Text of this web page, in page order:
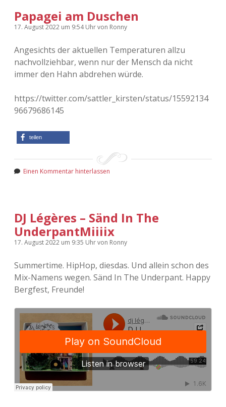
Papagei am Duschen
17. August 2022 um 9:54 Uhrvon Ronny
Angesichts der aktuellen Temperaturen allzu
nachvollziehbar, wenn nur der Mensch da nicht
immer den Hahn abdrehen würde.
https://twitter.com/sattler_kirsten/status/15592134
96679686145
teilen
Einen Kommentar hinterlassen
DJ Légères – Sänd In The
UnderpantMiiiix
17. August 2022 um 9:35 Uhrvon Ronny
Summertime. HipHop, diesdas. Und allein schon des
Mix-Namens wegen. Sänd In The Underpant. Happy
Bergfest, Freunde!